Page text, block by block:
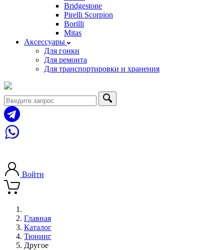
Bridgestone
Pirelli Scorpion
Borilli
Mitas
Аксессуары
Для гонки
Для ремонта
Для транспортировки и хранения
Войти
Главная
Каталог
Тюнинг
Другое